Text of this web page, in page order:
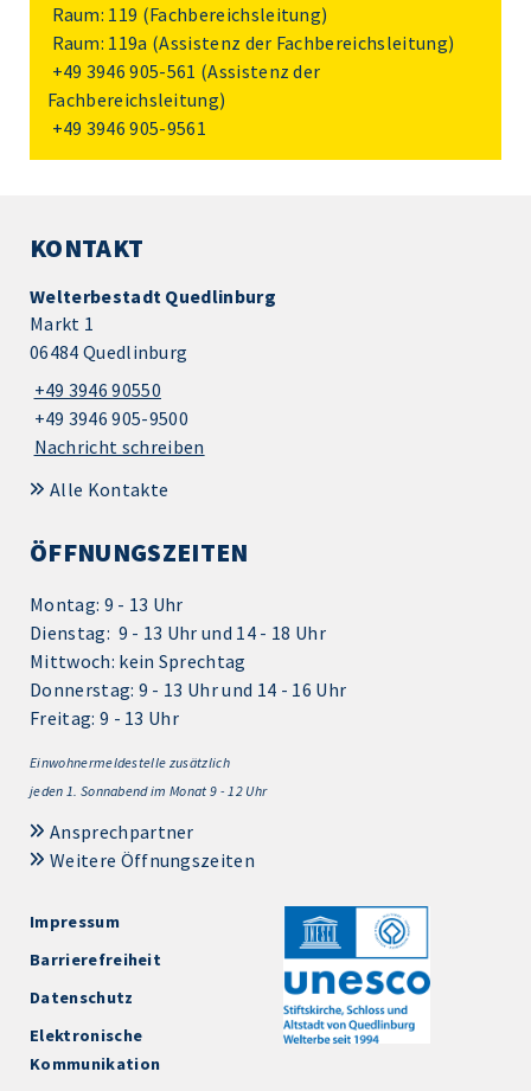
Raum: 119 (Fachbereichsleitung)
Raum: 119a (Assistenz der Fachbereichsleitung)
+49 3946 905-561 (Assistenz der
Fachbereichsleitung)
+49 3946 905-9561
KONTAKT
Welterbestadt Quedlinburg
Markt 1
06484 Quedlinburg
+49 3946 90550
+49 3946 905-9500
Nachricht schreiben
Alle Kontakte
ÖFFNUNGSZEITEN
Montag: 9 - 13 Uhr
Dienstag: 9 - 13 Uhr und 14 - 18 Uhr
Mittwoch: kein Sprechtag
Donnerstag: 9 - 13 Uhr und 14 - 16 Uhr
Freitag: 9 - 13 Uhr
Einwohnermeldestelle zusätzlich
jeden 1. Sonnabend im Monat 9 - 12 Uhr
Ansprechpartner
Weitere Öffnungszeiten
Impressum
Barrierefreiheit
Datenschutz
Elektronische
Kommunikation